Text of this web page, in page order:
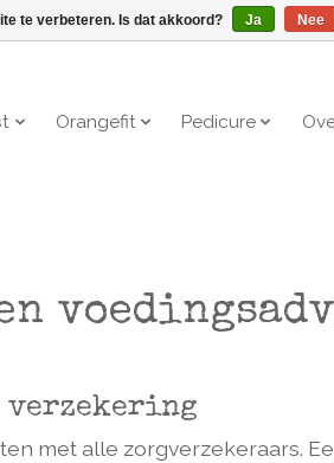
Orangefit Pedicure
verzekering
met alle zorgverzekeraars.
te verbeteren. Is dat akkoord? Ja Nee